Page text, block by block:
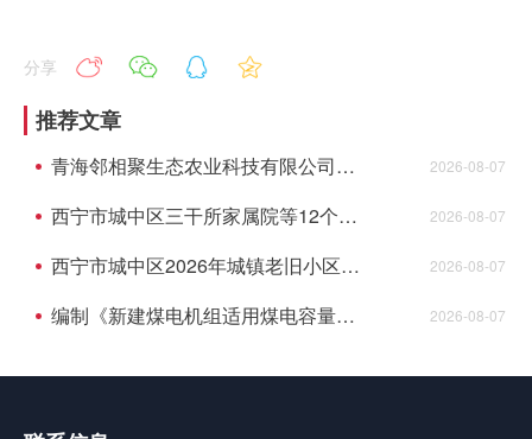
分享
推荐文章
青海邻相聚生态农业科技有限公司供应链集散中心建设项目资格预审公告(代招标公告) 2026-08-07
西宁市城中区三干所家属院等12个老旧小 区配套基础设施建设项目监理成交结果公告 2026-08-07
西宁市城中区2026年城镇老旧小区综合墅治项目--民俗风情园等2个小区监理成交结果公告 2026-08-07
编制《新建煤电机组适用煤电容量电价机制认定及老旧机组关停技术评估》成交结果公告 2026-08-07